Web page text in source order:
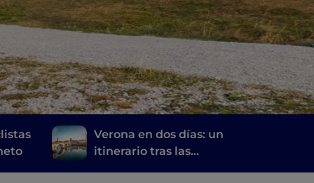
Verona en dos días: un
itinerario tras las